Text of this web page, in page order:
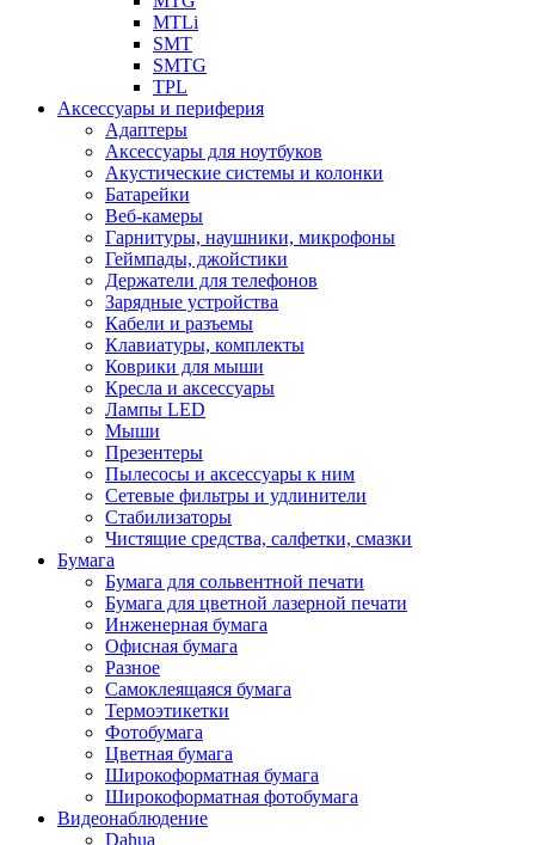
MTLi
SMT
SMTG
TPL
Аксессуары и периферия
Адаптеры
Аксессуары для ноутбуков
Акустические системы и колонки
Батарейки
Веб-камеры
Гарнитуры, наушники, микрофоны
Геймпады, джойстики
Держатели для телефонов
Зарядные устройства
Кабели и разъемы
Клавиатуры, комплекты
Коврики для мыши
Кресла и аксессуары
Лампы LED
Мыши
Презентеры
Пылесосы и аксессуары к ним
Сетевые фильтры и удлинители
Стабилизаторы
Чистящие средства, салфетки, смазки
Бумага
Бумага для сольвентной печати
Бумага для цветной лазерной печати
Инженерная бумага
Офисная бумага
Разное
Самоклеящаяся бумага
Термоэтикетки
Фотобумага
Цветная бумага
Широкоформатная бумага
Широкоформатная фотобумага
Видеонаблюдение
Dahua